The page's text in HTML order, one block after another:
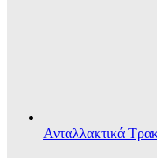
Ανταλλακτικά